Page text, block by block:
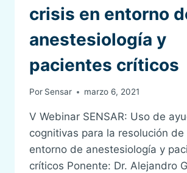
crisis en entorno
anestesiología y
pacientes críticos
Por Sensar marzo 6, 2021
V Webinar SENSAR: Uso de
cognitivas para la resolución de
entorno de anestesiología y
críticos Ponente: Dr. Alejandro